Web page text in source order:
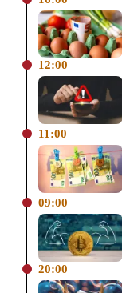
12:00
11:00
09:00
20:00